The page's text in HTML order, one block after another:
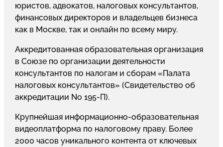
юристов, адвокатов, налоговых консультантов,
финансовых директоров и владельцев бизнеса
как в Москве, так и онлайн по всему миру.
Аккредитованная образовательная организация
в Союзе по организации деятельности
консультантов по налогам и сборам «Палата
налоговых консультантов» (Свидетельство об
аккредитации No 195-П).
Крупнейшая информационно-образовательная
видеоплатформа по налоговому праву. Более
2000 часов уникального контента от ключевых